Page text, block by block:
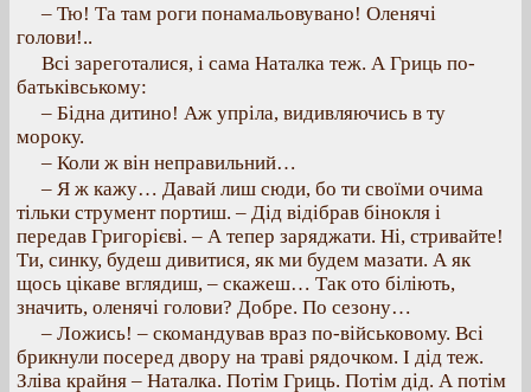
– Тю! Та там роги понамальовувано! Оленячі
голови!..
Всі зареготалися, і сама Наталка теж. А Гриць по-
батьківському:
– Бідна дитино! Аж упріла, видивляючись в ту
мороку.
– Коли ж він неправильний…
– Я ж кажу… Давай лиш сюди, бо ти своїми очима
тільки струмент портиш. – Дід відібрав бінокля і
передав Григорієві. – А тепер заряджати. Ні, стривайте!
Ти, синку, будеш дивитися, як ми будем мазати. А як
щось цікаве вглядиш, – скажеш… Так ото біліють,
значить, оленячі голови? Добре. По сезону…
– Ложись! – скомандував враз по-військовому. Всі
брикнули посеред двору на траві рядочком. І дід теж.
Зліва крайня – Наталка. Потім Гриць. Потім дід. А потім